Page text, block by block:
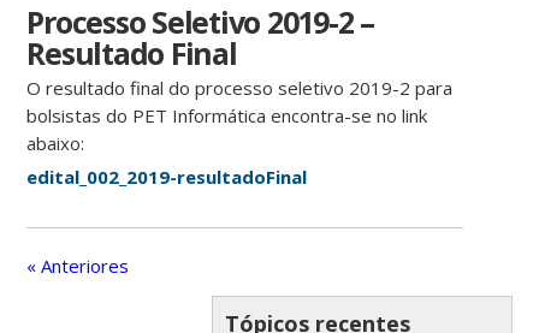
Processo Seletivo 2019-2 –
Resultado Final
O resultado final do processo seletivo 2019-2 para
bolsistas do PET Informática encontra-se no link
abaixo:
edital_002_2019-resultadoFinal
« Anteriores
Tópicos recentes